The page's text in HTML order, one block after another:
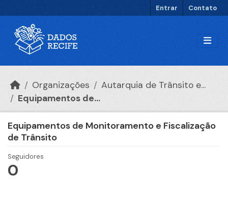
Entrar Contato
Organizações
Autarquia de Trânsito e...
Equipamentos de...
Equipamentos de Monitoramento e Fiscalização
de Trânsito
Seguidores
0